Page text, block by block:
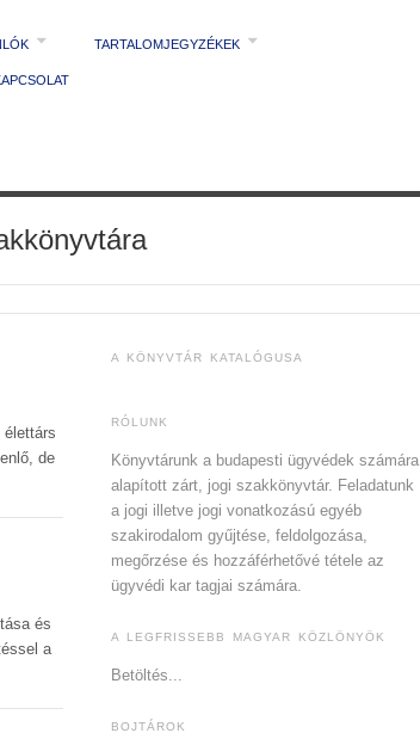
TARTALOMJEGYZÉKEK
de
és
a
A KÖNYVTÁR KATALÓGUSA
RÓLUNK
Könyvtárunk a budapesti ügyvédek számára
alapított zárt, jogi szakkönyvtár. Feladatunk
a jogi illetve jogi vonatkozású egyéb
szakirodalom gyűjtése, feldolgozása,
megőrzése és hozzáférhetővé tétele az
ügyvédi kar tagjai számára.
A LEGFRISSEBB MAGYAR KÖZLÖNYÖK
Betöltés...
BOJTÁROK